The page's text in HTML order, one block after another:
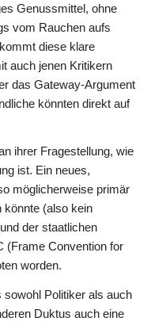
Genussmittel, ohne
vom Rauchen aufs
diese klare
auch jenen Kritikern
das Gateway-Argument
könnten direkt auf
ihrer Fragestellung, wie
ist. Ein neues,
möglicherweise primär
könnte (also kein
der staatlichen
(Frame Convention for
worden.
Politiker als auch
Duktus auch eine